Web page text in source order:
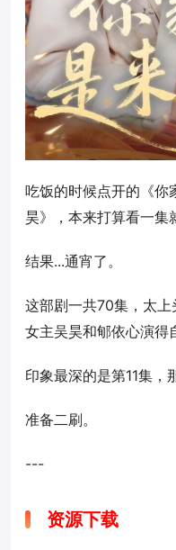
吃饭的时候点开的《你
昊》，本来打算看一集
结果...通宵了。
这部剧一共70集，太
女主吴昊和郇依心演得
印象最深的是第11集，
准备二刷。
---
资源下载